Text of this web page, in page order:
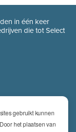
gebruikt kunnen
het plaatsen van
in één keer
die tot Select